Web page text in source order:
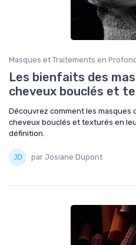
Masques et Traitements en
Les bienfaits des
cheveux bouclés et
Découvrez comment les
cheveux bouclés et texturés en
définition.
par Josiane Dupont